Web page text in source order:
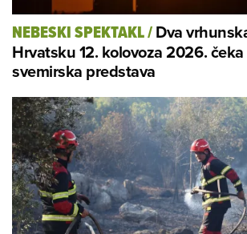
NEBESKI SPEKTAKL/Dva
Hrvatsku 12. kolovoza 2026.
svemirska predstava